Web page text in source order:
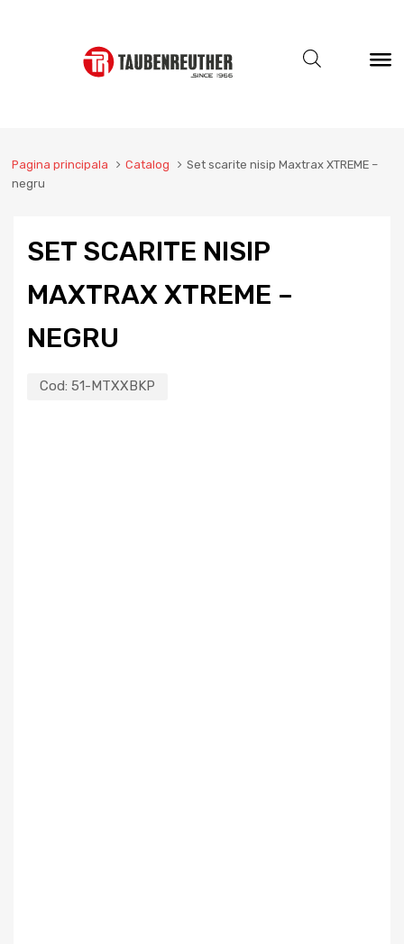
Pagina principala Catalog
Set scarite nisip Maxtrax XTREME –
negru
SET SCARITE NISIP
MAXTRAX XTREME –
NEGRU
Cod: 51-MTXXBKP